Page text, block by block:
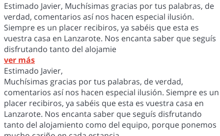
Estimado Javier, Muchísimas gracias por tus palabras, de
verdad, comentarios así nos hacen especial ilusión.
Siempre es un placer recibiros, ya sabéis que esta es
vuestra casa en Lanzarote. Nos encanta saber que seguís
disfrutando tanto del alojamie
ver más
Estimado Javier,
Muchísimas gracias por tus palabras, de verdad,
comentarios así nos hacen especial ilusión. Siempre es un
placer recibiros, ya sabéis que esta es vuestra casa en
Lanzarote. Nos encanta saber que seguís disfrutando
tanto del alojamiento como del equipo, porque ponemos